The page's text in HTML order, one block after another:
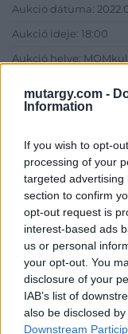
mutargy.com -
Information
If you wish to opt-
processing of your
targeted
section to confirm
opt-out request is
interest-based ads
us or personal
your opt-out. You
disclosure of your
IAB’s list of
also be disclosed
Downstream
Aukció dátuma:
Aukció ideje: 18:00
Aukció helye:
Bemutatkozás: Az
jogfolytonosan